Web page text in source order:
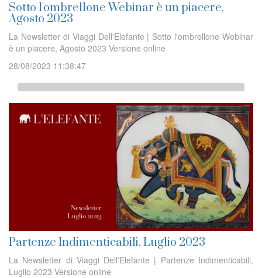
Sotto l'ombrellone Webinar è un piacere,
Agosto 2023
La Newsletter di Viaggi Dell'Elefante | Sotto l'ombrellone Webinar
è un piacere, Agosto 2023 Versione online
28/08/2023 11:38:47
Partenze Indimenticabili, Luglio 2023
La Newsletter di Viaggi Dell'Elefante | Partenze Indimenticabili,
Luglio 2023 Versione online